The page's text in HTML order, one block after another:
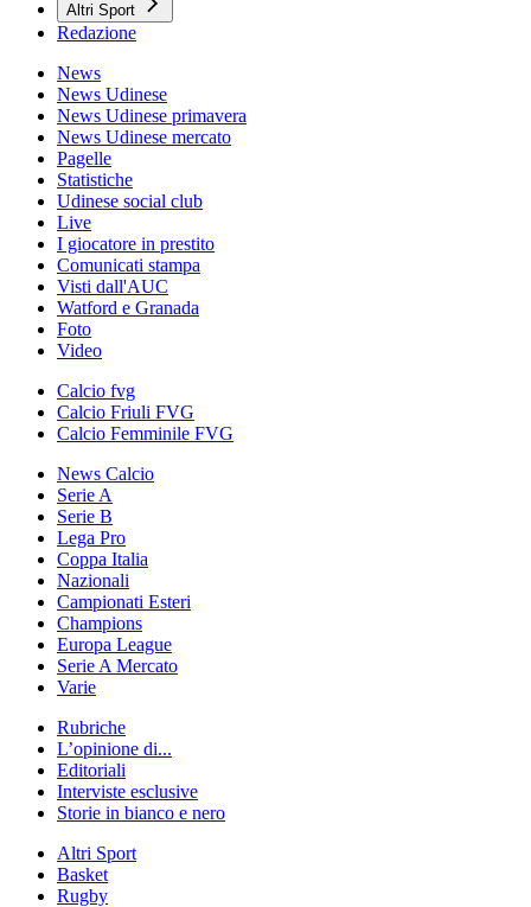
Altri Sport
Redazione
News
News Udinese
News Udinese primavera
News Udinese mercato
Pagelle
Statistiche
Udinese social club
Live
I giocatore in prestito
Comunicati stampa
Visti dall'AUC
Watford e Granada
Foto
Video
Calcio fvg
Calcio Friuli FVG
Calcio Femminile FVG
News Calcio
Serie A
Serie B
Lega Pro
Coppa Italia
Nazionali
Campionati Esteri
Champions
Europa League
Serie A Mercato
Varie
Rubriche
L’opinione di...
Editoriali
Interviste esclusive
Storie in bianco e nero
Altri Sport
Basket
Rugby